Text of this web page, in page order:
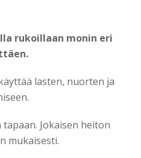
rukoillaan monin eri
lasten, nuorten ja
Jokaisen heiton
mukaisesti.